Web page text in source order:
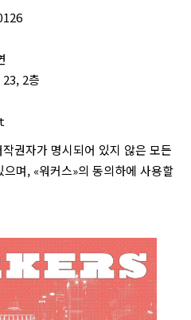
2층
권자가 명시되어 있지 않은 모든
며, «워커스»의 동의하에 사용할